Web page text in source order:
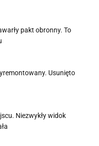
pakt obronny. To
Usunięto
Niezwykły widok